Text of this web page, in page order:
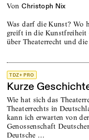
von Christoph Nix
Was darf die Kunst? Wo
greift in die Kunstfreiheit
über Theaterrecht und
TDZ+ PRO
Kurze
Wie hat sich das
Theaterrechts in
kann ich erwarten von
Genossenschaft
Deutsche …